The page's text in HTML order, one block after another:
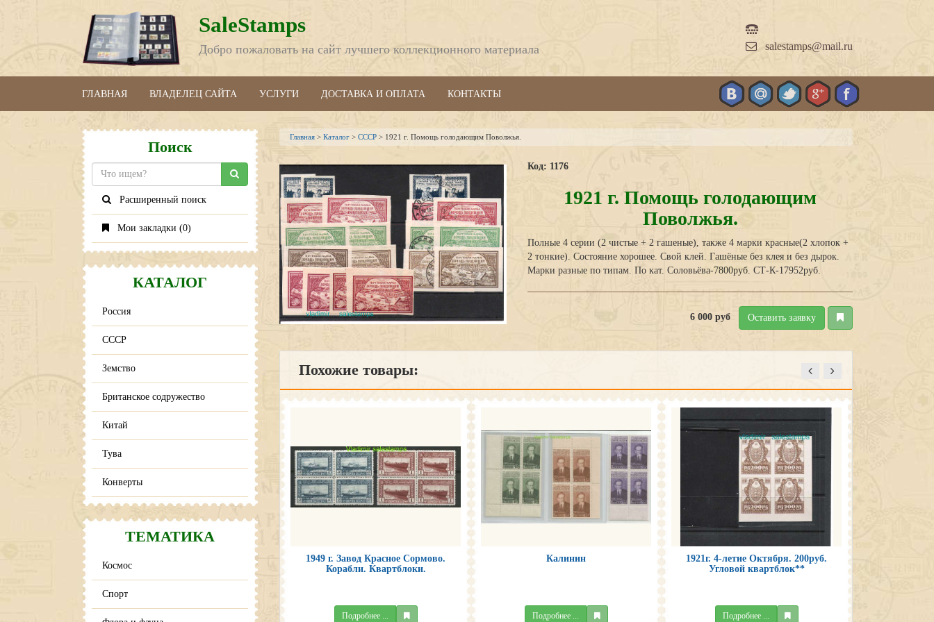
SaleStamps
Добро пожаловать на сайт лучшего коллекционного материала salestamps@mail.ru
ГЛАВНАЯ ВЛАДЕЛЕЦ САЙТА УСЛУГИ ДОСТАВКА И ОПЛАТА КОНТАКТЫ
Поиск
Расширенный поиск
Мои закладки (0)
КАТАЛОГ
Россия
СССР
Земство
Британское содружество
Китай
Тува
Конверты
ТЕМАТИКА
Космос
Спорт
Главная > Каталог > СССР > 1921 г. Помощь голодающим Поволжья.
Код: 1176
1921 г. Помощь голодающим
Поволжья.
Полные 4 серии (2 чистые + 2 гашеные), также 4 марки красные(2 хлопок +
2 тонкие). Состояние хорошее. Свой клей. Гашёные без клея и без дырок.
Марки разные по типам. По кат. Соловьёва-7800руб. СТ-К-17952руб.
6 000 руб Оставить заявку
Похожие товары:
1949 г. Завод Красное Сормово.
Корабли. Квартблоки.
Подробнее ...
Калинин
Подробнее ...
1921г. 4-летие Октября. 200руб.
Угловой квартблок**
Подробнее ...